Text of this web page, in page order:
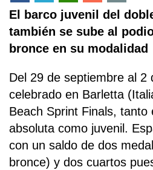
El barco juvenil del
también se sube al
bronce en su modalidad
Del 29 de septiembre al 2
celebrado en Barletta
Beach Sprint Finals, tanto
absoluta como juvenil.
con un saldo de dos
bronce) y dos cuartos